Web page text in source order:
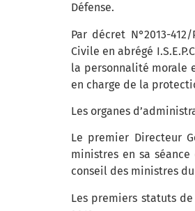
Défense.
Par décret N°2013-
Civile en abrégé
la personnalité morale
en charge de la
Les organes
Le premier Directeur
ministres en sa
conseil des ministres
Les premiers statuts de